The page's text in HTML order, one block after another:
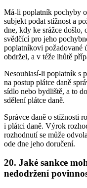
Má-li poplatník pochyby o
subjekt podat stížnost a
dne, kdy ke srážce
svědčící pro jeho
poplatníkovi požadované
obdržel, a v téže lhůtě
Nesouhlasí-li poplatník s
na postup plátce daně
sídlo nebo bydliště, a to
sdělení plátce daně.
Správce daně o stížnosti
i plátci daně. Výrok
rozhodnutí se může
ode dne jeho doručení.
20. Jaké sankce
nedodržení